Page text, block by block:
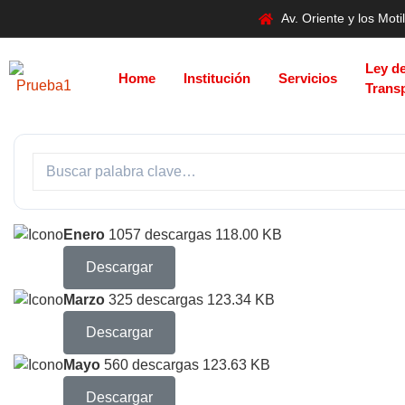
Av. Oriente y los
Home Institución Servicios
Ley
Enero 1057 descargas 118.00 KB
Descargar
Marzo 325 descargas 123.34 KB
Descargar
Mayo 560 descargas 123.63 KB
Descargar